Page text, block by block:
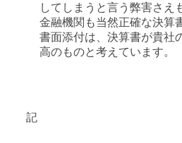
してしまうと言う弊害さえ
金融機関も当然正確な決算
書面添付は、決算書が貴社
高のものと考えています。
記